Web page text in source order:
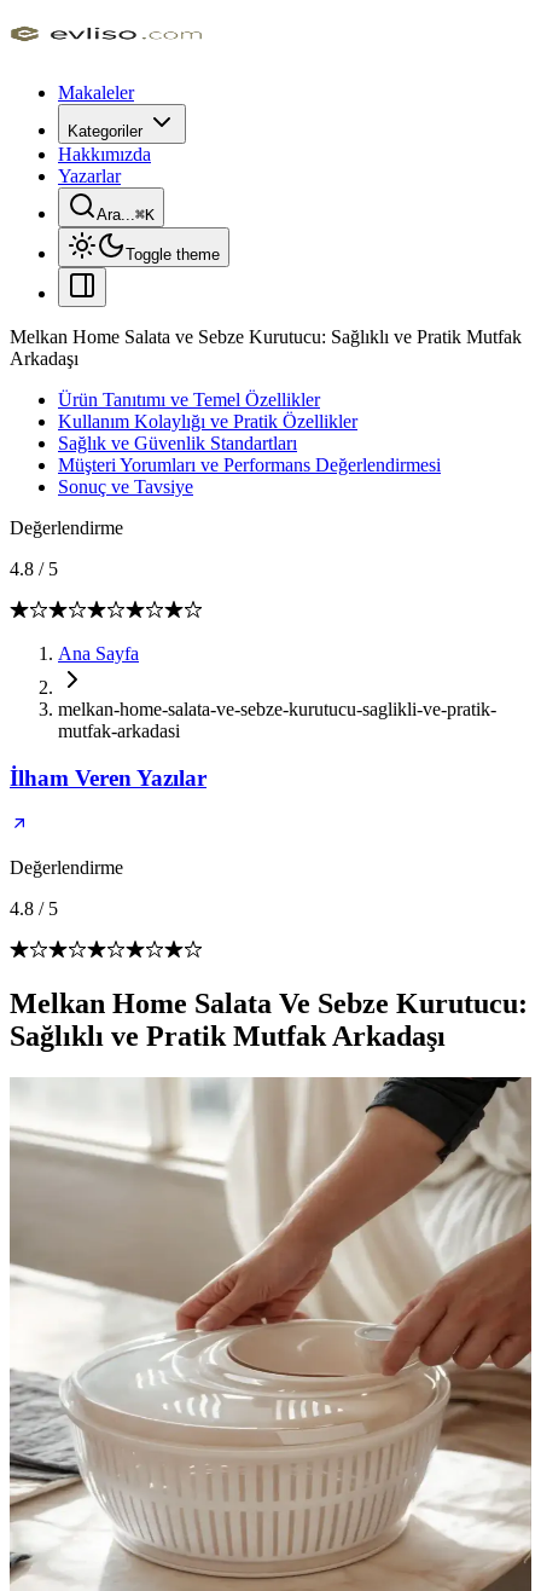
Makaleler
Kategoriler
Hakkımızda
Yazarlar
Ara...⌘K
Toggle theme
Melkan Home Salata ve Sebze Kurutucu: Sağlıklı ve Pratik Mutfak
Arkadaşı
Ürün Tanıtımı ve Temel Özellikler
Kullanım Kolaylığı ve Pratik Özellikler
Sağlık ve Güvenlik Standartları
Müşteri Yorumları ve Performans Değerlendirmesi
Sonuç ve Tavsiye
Değerlendirme
4.8 / 5
Ana Sayfa
melkan-home-salata-ve-sebze-kurutucu-saglikli-ve-pratik-
mutfak-arkadasi
İlham Veren Yazılar
Değerlendirme
4.8 / 5
Melkan Home Salata Ve Sebze Kurutucu:
Sağlıklı ve Pratik Mutfak Arkadaşı